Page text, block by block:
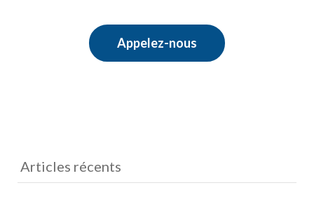
Appelez-nous
Articles récents